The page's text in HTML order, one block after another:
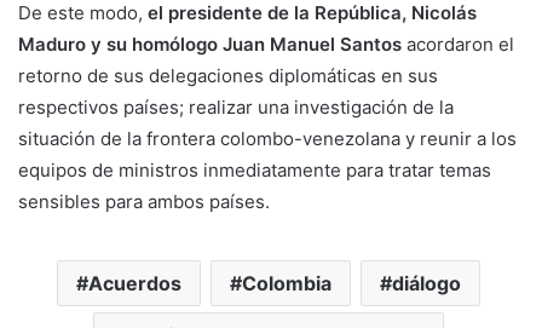
De este modo, el presidente de la República, Nicolás
Maduro y su homólogo Juan Manuel Santos acordaron el
retorno de sus delegaciones diplomáticas en sus
respectivos países; realizar una investigación de la
situación de la frontera colombo-venezolana y reunir a los
equipos de ministros inmediatamente para tratar temas
sensibles para ambos países.
Acuerdos Colombia diálogo